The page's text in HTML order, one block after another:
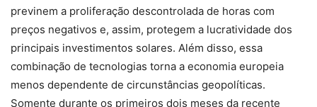
previnem a proliferação descontrolada de horas com
preços negativos e, assim, protegem a lucratividade dos
principais investimentos solares. Além disso, essa
combinação de tecnologias torna a economia europeia
menos dependente de circunstâncias geopolíticas.
Somente durante os primeiros dois meses da recente